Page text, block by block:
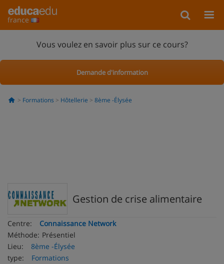
france
Vous voulez en savoir plus sur ce cours?
Demande d'information
Formations Hôtellerie 8ème -Élysée
Gestion de crise alimentaire
Centre:
Connaissance Network
Méthode: Présentiel
Lieu:
8ème -Élysée
type:
Formations